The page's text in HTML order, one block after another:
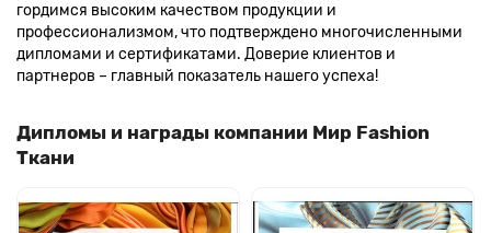
гордимся высоким качеством продукции и
профессионализмом, что подтверждено многочисленными
дипломами и сертификатами. Доверие клиентов и
партнеров – главный показатель нашего успеха!
Дипломы и награды компании Мир Fashion
Ткани